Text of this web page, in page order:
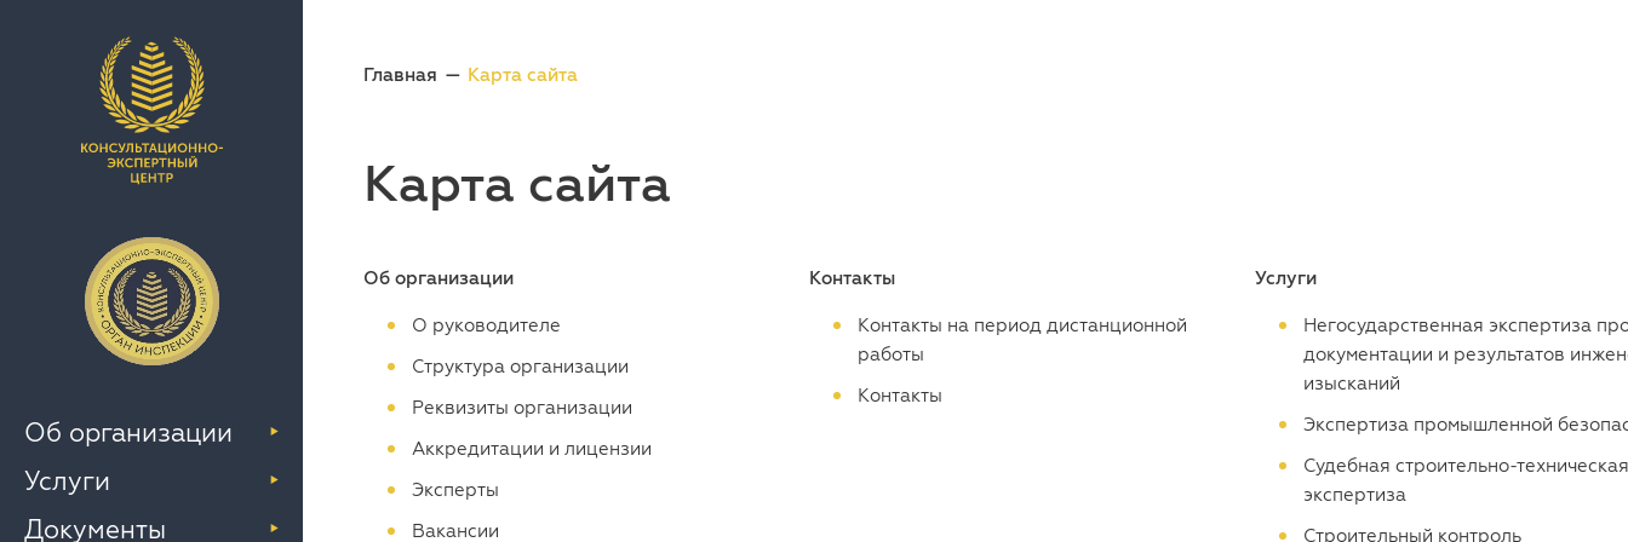
Об организации
Услуги
Документы
Главная Карта сайта
Карта сайта
Об организации
О руководителе
Структура организации
Реквизиты организации
Аккредитации и лицензии
Эксперты
Вакансии
Контакты
Контакты на период дистанционной
работы
Контакты
Услуги
Негосударственная экспертиза
документации и результатов
изысканий
Экспертиза промышленной
Судебная строительно-техническая
экспертиза
Строительный контроль